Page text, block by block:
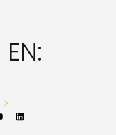
YouTube